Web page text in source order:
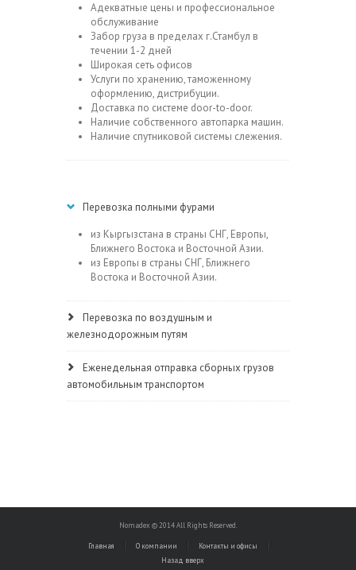
Адекватные цены и профессиональное
обслуживание
Забор груза в пределах г.Стамбул в
течении 1-2 дней
Широкая сеть офисов
Услуги по хранению, таможенному
оформлению, дистрибуции.
Доставка по системе door-to-door.
Наличие собственного автопарка машин.
Наличие спутниковой системы слежения.
Перевозка полными фурами
из Кыргызстана в страны СНГ, Европы,
Ближнего Востока и Восточной Азии.
из Европы в страны СНГ, Ближнего
Востока и Восточной Азии.
Перевозка по воздушным и
железнодорожным путям
Еженедельная отправка сборных грузов
автомобильным транспортом
Nomadex © 2014 All Rights Reserved.
Главная О компании
Контакты и офисы
Назад вверх